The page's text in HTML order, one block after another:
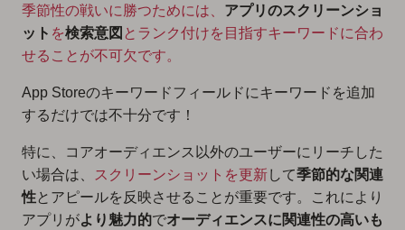
季節性の戦いに勝つためには、 アプリのスクリーンショ
ット を検索意図 とランク付けを目指すキーワードに合わ
せることが不可欠です。
App Storeのキーワードフィールドにキーワードを追加
するだけでは不十分です！
特に、コアオーディエンス以外のユーザーにリーチした
い場合は、
スクリーンショットを更新して季節的な関連
性とアピールを反映させることが重要です。これにより
アプリがより魅力的でオーディエンスに関連性の高いも